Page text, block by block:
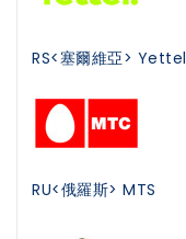
RS<塞爾維亞> Yettel
RU<俄羅斯> MTS